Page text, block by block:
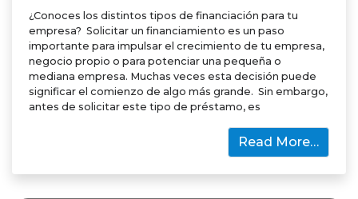
¿Conoces los distintos tipos de financiación para tu
empresa? Solicitar un financiamiento es un paso
importante para impulsar el crecimiento de tu empresa,
negocio propio o para potenciar una pequeña o
mediana empresa. Muchas veces esta decisión puede
significar el comienzo de algo más grande. Sin embargo,
antes de solicitar este tipo de préstamo, es
Read More…